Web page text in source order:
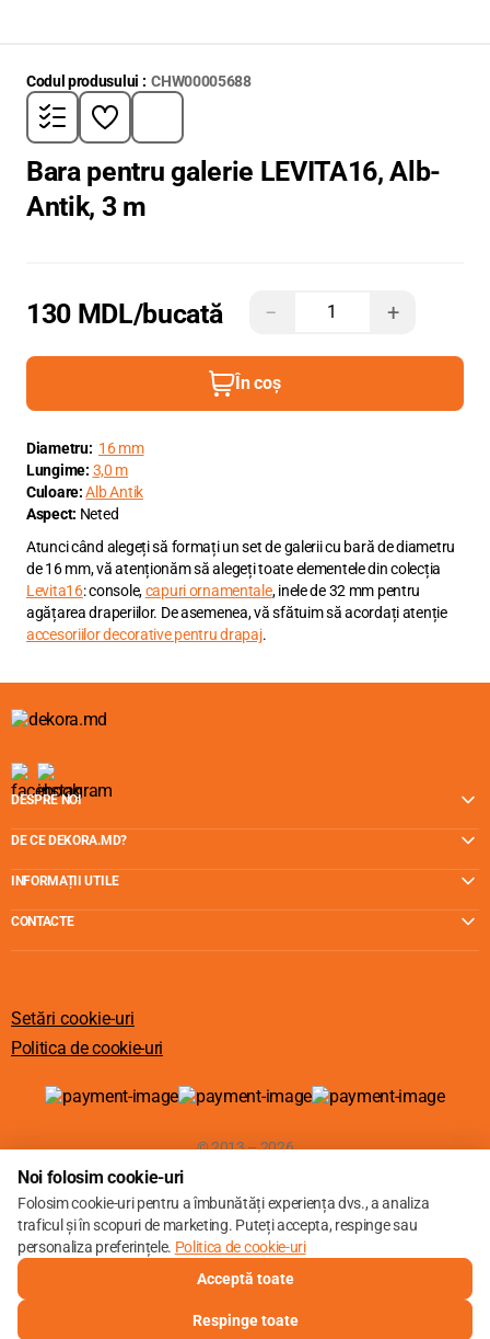
Codul produsului : CHW00005688
Bara pentru galerie LEVITA16, Alb-
Antik, 3 m
130 MDL/bucată − +
În coș
Diametru: 16 mm
Lungime: 3,0 m
Culoare:Alb Antik
Aspect: Neted
Atunci când alegeți să formați un set de galerii cu bară de diametru
de 16 mm, vă atenționăm să alegeți toate elementele din colecția
Levita16: console,capuri ornamentale, inele de 32 mm pentru
agățarea draperiilor. De asemenea, vă sfătuim să acordați atenție
accesoriilor decorative pentru drapaj.
DESPRE NOI
DE CE DEKORA.MD?
INFORMAȚII UTILE
CONTACTE
Setări cookie-uri
Politica de cookie-uri
© 2013 – 2026
Noi folosim cookie-uri
Folosim cookie-uri pentru a îmbunătăți experiența dvs., a analiza
traficul și în scopuri de marketing. Puteți accepta, respinge sau
personaliza preferințele. Politica de cookie-uri
Acceptă toate
Respinge toate